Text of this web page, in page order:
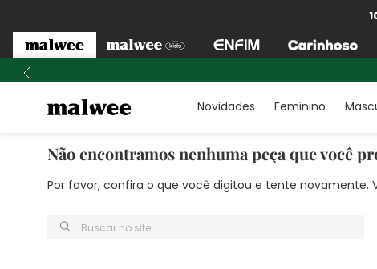
Novidades Feminino
Não encontramos nenhuma peça que você
Por favor, confira o que você digitou e tente
Buscar no site